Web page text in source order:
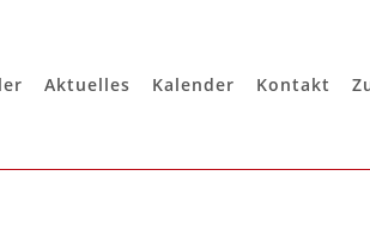
Aktuelles Kalender Kontakt